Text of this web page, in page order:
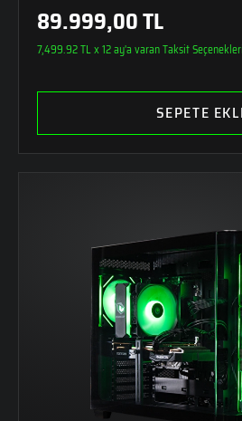
89.999,00 TL
7,499.92 TL x 12 ay'a varan Taksit Seçenekleri
SEPETE